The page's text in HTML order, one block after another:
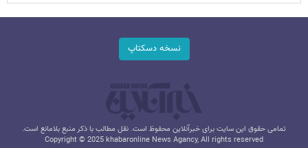
نسخه دسکتاپ
تمامی حقوق این سایت برای خبرآنلاین محفوظ است. نقل مطالب با ذکر منبع بلامانع است.
Copyright © 2025 khabaronline News Agancy, All rights reserved